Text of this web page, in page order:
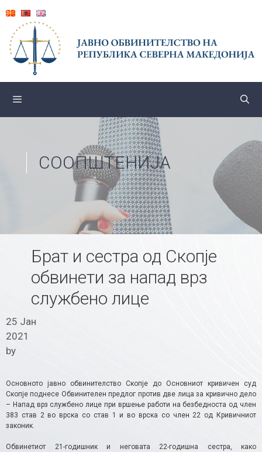
content
СООПШТЕНИЈА
Брат и сестра од Скопје
обвинети за напад врз
службено лице
25 Јан
2021
by
Основното јавно обвинителство Скопје до Основниот кривичен суд
Скопје поднесе Обвинителен предлог против две лица за кривично дело
– Напад врз службено лице при вршење работи на безбедноста од член
383 став 2 во врска со став 1 и во врска со член 22 од Кривичниот
законик.
Обвинетиот 21-годишник и неговата 22-годишна сестра, како